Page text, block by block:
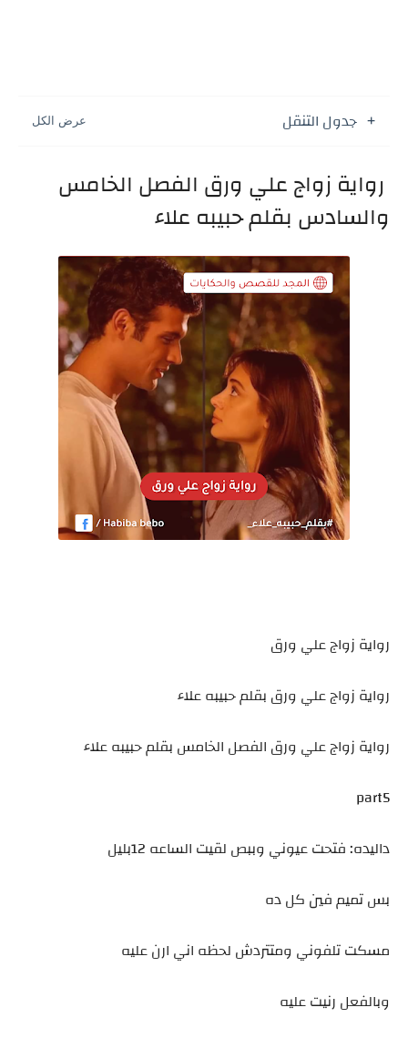
جدول التنقل
رواية زواج علي ورق الفصل الخامس
والسادس بقلم حبيبه علاء
رواية زواج علي ورق
رواية زواج علي ورق بقلم حبيبه علاء
رواية زواج علي ورق الفصل الخامس بقلم حبيبه علاء
part5
داليده: فتحت عيوني وببص لقيت الساعه 12بليل
بس تميم فين كل ده
مسكت تلفوني ومتتردش لحظه اني ارن عليه
وبالفعل رنيت عليه